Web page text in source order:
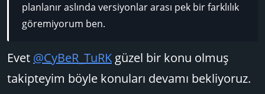
planlanır aslında versiyonlar arası pek bir farklılık
göremiyorum ben.
Evet @CyBeR_TuRK güzel bir konu olmuş
takipteyim böyle konuları devamı bekliyoruz.